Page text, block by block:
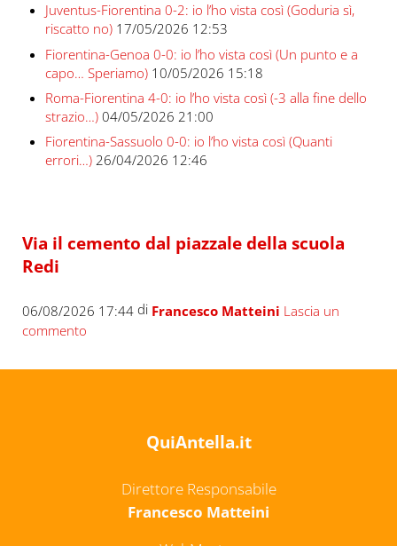
Juventus-Fiorentina 0-2: io l’ho vista così (Goduria sì,
riscatto no) 17/05/2026 12:53
Fiorentina-Genoa 0-0: io l’ho vista così (Un punto e a
capo… Speriamo) 10/05/2026 15:18
Roma-Fiorentina 4-0: io l’ho vista così (-3 alla fine dello
strazio…) 04/05/2026 21:00
Fiorentina-Sassuolo 0-0: io l’ho vista così (Quanti
errori…) 26/04/2026 12:46
Via il cemento dal piazzale della scuola
Redi
06/08/2026 17:44di Francesco Matteini Lascia un
commento
QuiAntella.it
Direttore Responsabile
Francesco Matteini